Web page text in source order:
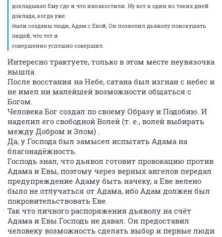
докладывал Ему где и что напакостили. Ну вот в один из таких дней
доклада, когда уже
были созданы люди, Адам с Евой, Он позволил дьяволу поискушать
людей, что тот и
совершенно успешно совершил.
Интересно трактуете, только в этом месте неувязочка
вышла.
После восстания на Небе, сатана был изгнан с небес и
не имел ни малейшей возможности общаться с
Богом.
Человека Бог создал по своему Образу и Подобию. И
наделил его свободной Волей (т. е., волей выбирать
между Добром и Злом) .
Да, у Господа был замысел испытать Адама на
благонадёжность.
Господь знал, что дьявол готовит провокацию против
Адама и Евы, поэтому через верных ангелов передал
предупреждение Адаму быть начеку, а Еве велено
было не отлучаться от Адама, ибо Адам должен был
покровительствовать Еве.
Так что личного распоряжения дьяволу на счёт
Адама и Евы Господь не давал. Он предоставил
человеку возможность сделать выбор и первые люди